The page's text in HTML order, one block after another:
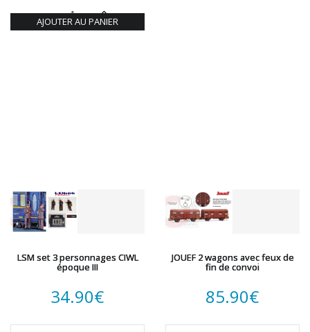
TAMIYA
AJOUTER AU PANIER
LSM set 3 personnages CIWL
époque III
34.90€
JOUEF 2 wagons avec feux de
fin de convoi
85.90€